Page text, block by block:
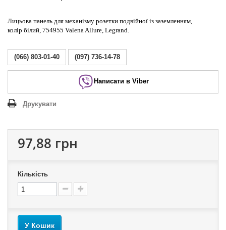
Лицьова панель для механізму розетки подвійної із заземленням,
колір білий, 754955 Valena Allure, Legrand.
(066) 803-01-40 (097) 736-14-78
Написати в Viber
Друкувати
97,88 грн
Кількість
У Кошик